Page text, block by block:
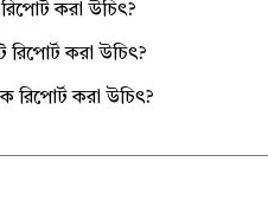
করা উচিৎ?
করা উচিৎ?
রিপোর্ট করা উচিৎ?